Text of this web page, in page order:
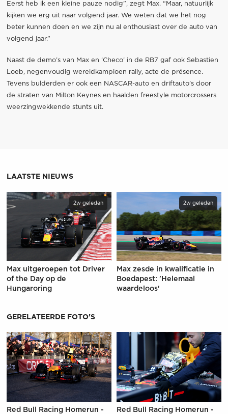
Eerst heb ik een kleine pauze nodig”, zegt Max. “Maar, natuurlijk
kijken we erg uit naar volgend jaar. We weten dat we het nog
beter kunnen doen en we zijn nu al enthousiast over de auto van
volgend jaar.”
Naast de demo’s van Max en ‘Checo’ in de RB7 gaf ook Sebastien
Loeb, negenvoudig wereldkampioen rally, acte de présence.
Tevens bulderden er ook een NASCAR-auto en driftauto’s door
de straten van Milton Keynes en haalden freestyle motorcrossers
weerzingwekkende stunts uit.
LAATSTE NIEUWS
2w geleden
Max uitgeroepen tot Driver
of the Day op de
Hungaroring
2w geleden
Max zesde in kwalificatie in
Boedapest: 'Helemaal
waardeloos'
GERELATEERDE FOTO'S
Red Bull Racing Homerun -
Red Bull Racing Homerun -